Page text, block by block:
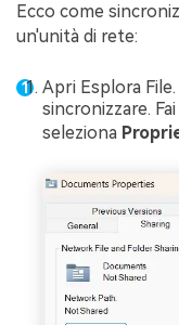
Ecco come
un'unità di rete:
Apri Esplora
sincronizzare.
seleziona